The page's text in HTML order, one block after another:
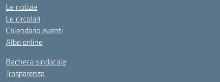
Le notizie
Le circolari
Calendario eventi
Albo online
Bacheca sindacale
Trasparenza